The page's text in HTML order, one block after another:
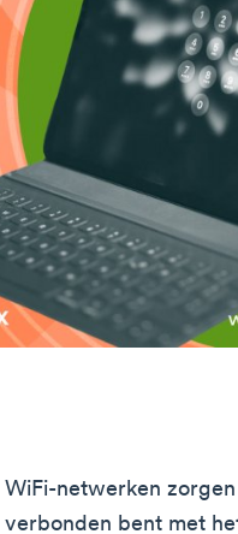
WiFi-netwerken
verbonden bent met